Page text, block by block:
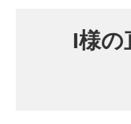
I様の